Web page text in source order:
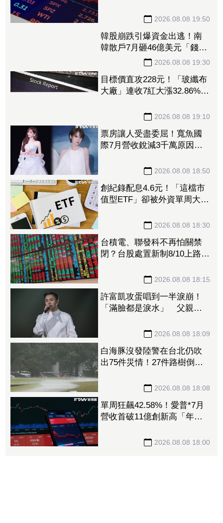
營收刷49個月新高也挨刀
2026.08.08 19:50
韓股崩跌引爆資金出逃！南
韓散戶7月砸46億美元「錢」
目標價直攻228元！「玻纖布
投信單周撒16.7億元、掃入近
2026.08.08 19:10
票房讓人受盡委屈！寬魚國
「王心凌票房＞楊丞琳」
2026.08.08 18:50
創紀錄配息4.6元！「這檔市
3.4萬張 00923豪配3.05元同
台積電、聯發科不再怕關禁
處置縮至5天、2分鐘撮合
許富凱攻蛋唱到一半淚崩！
開唱思念亡父
白海豚沒發陸警在台北仍吹
塌、21件災情處理中
2026.08.08 18:08
單周狂飆42.58%！愛普*7月
144.57%」 重返準千金股